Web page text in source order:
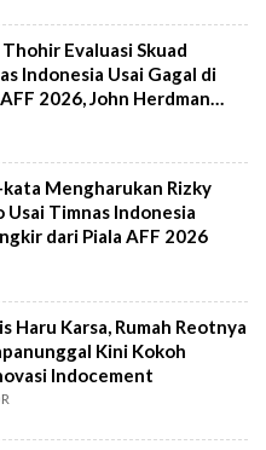
Evaluasi Skuad
Indonesia Usai Gagal di
2026, John Herdman
Mengharukan Rizky
Usai Timnas Indonesia
dari Piala AFF 2026
Haru Karsa, Rumah Reotnya
Kini Kokoh
Indocement